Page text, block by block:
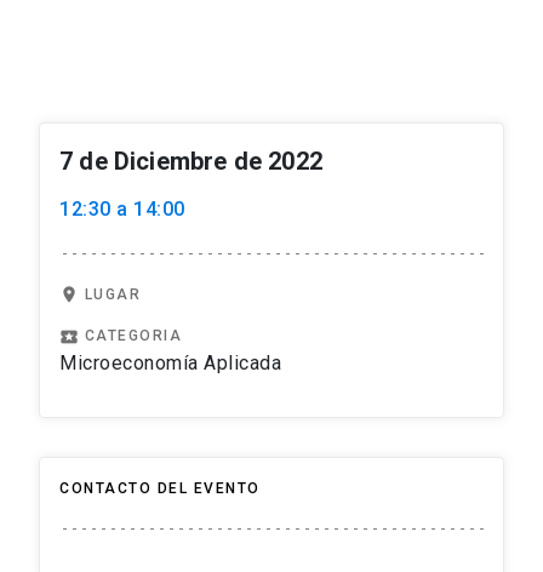
7 de Diciembre de 2022
12:30 a 14:00
location_on LUGAR
local_play CATEGORIA
Microeconomía Aplicada
CONTACTO DEL EVENTO